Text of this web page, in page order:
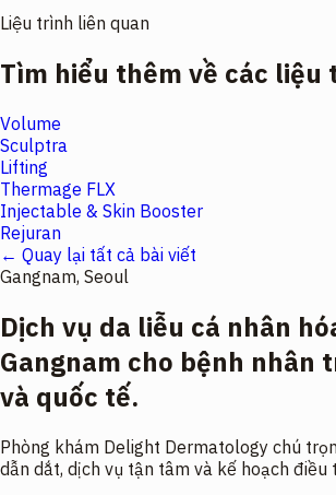
Liệu trình liên quan
Tìm hiểu thêm về các liệu
Volume
Sculptra
Lifting
Thermage FLX
Injectable & Skin Booster
Rejuran
← Quay lại tất cả bài viết
Gangnam, Seoul
Dịch vụ da liễu cá nhân
Gangnam cho bệnh nhân
và quốc tế.
Phòng khám Delight Dermatology chú
dẫn dắt, dịch vụ tận tâm và kế hoạch điều